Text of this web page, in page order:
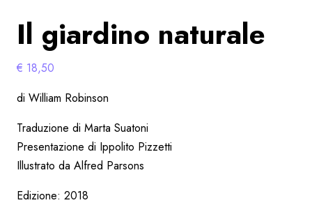
Il giardino naturale
€ 18,50
di William Robinson
Traduzione di Marta Suatoni
Presentazione di Ippolito Pizzetti
Illustrato da Alfred Parsons
Edizione: 2018